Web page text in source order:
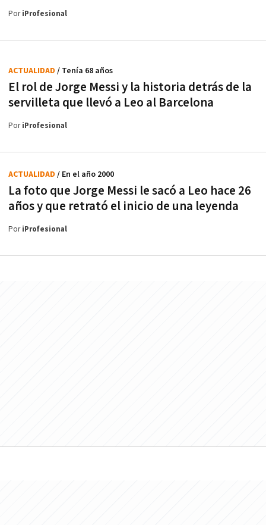
PoriProfesional
El rol de Jorge Messi y la historia detrás de la
servilleta que llevó a Leo al Barcelona
ACTUALIDAD / Tenía 68 años
PoriProfesional
La foto que Jorge Messi le sacó a Leo hace 26
años y que retrató el inicio de una leyenda
ACTUALIDAD / En el año 2000
PoriProfesional